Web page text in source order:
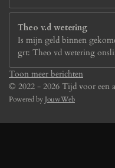
Theo v.d wetering
Is mijn geld binnen
grt: Theo vd wetering
Toon meer berichten
© 2022 - 2026 Tijd voor een
Powered by JouwWeb